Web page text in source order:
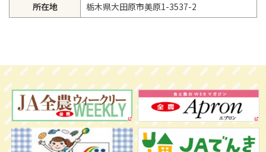
所在地 栃木県大田原市美原1-3537-2